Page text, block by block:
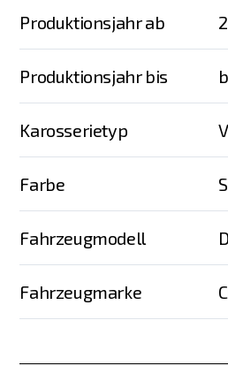
Produktionsjahr ab
Produktionsjahr bis
Karosserietyp
Farbe
Fahrzeugmodell
Fahrzeugmarke